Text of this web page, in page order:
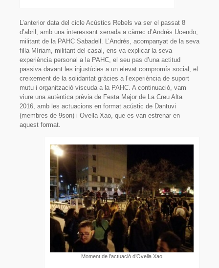
L’anterior data del cicle Acústics Rebels va ser el passat 8
d’abril, amb una interessant xerrada a càrrec d’Andrés Ucendo,
militant de la PAHC Sabadell. L’Andrés, acompanyat de la seva
filla Míriam, militant del casal, ens va explicar la seva
experiència personal a la PAHC, el seu pas d’una actitud
passiva davant les injustícies a un elevat compromís social, el
creixement de la solidaritat gràcies a l’experiència de suport
mutu i organització viscuda a la PAHC. A continuació, vam
viure una autèntica prèvia de Festa Major de La Creu Alta
2016, amb les actuacions en format acústic de Dantuvi
(membres de 9son) i Ovella Xao, que es van estrenar en
aquest format.
Moment de l’actuació d’Ovella Xao